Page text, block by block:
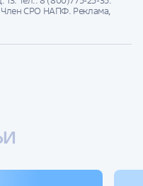
СРО НАПФ. Реклама,